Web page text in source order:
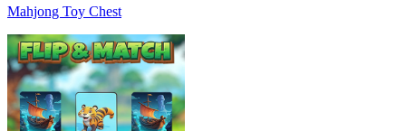
Mahjong Toy Chest